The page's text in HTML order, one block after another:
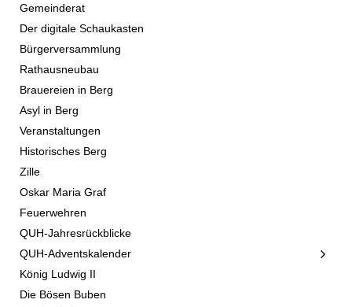
Gemeinderat
Der digitale Schaukasten
Bürgerversammlung
Rathausneubau
Brauereien in Berg
Asyl in Berg
Veranstaltungen
Historisches Berg
Zille
Oskar Maria Graf
Feuerwehren
QUH-Jahresrückblicke
QUH-Adventskalender
König Ludwig II
Die Bösen Buben